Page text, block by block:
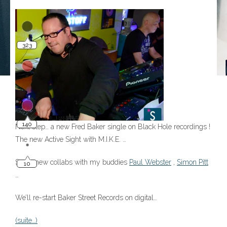
Next step… a new Fred Baker single on Black Hole recordings !
The new Active Sight with M.I.K.E. …
Some new collabs with my buddies Paul Webster
Simon Pitt
We’ll re-start Baker Street Records on digital…
(suite…)
323
140
10